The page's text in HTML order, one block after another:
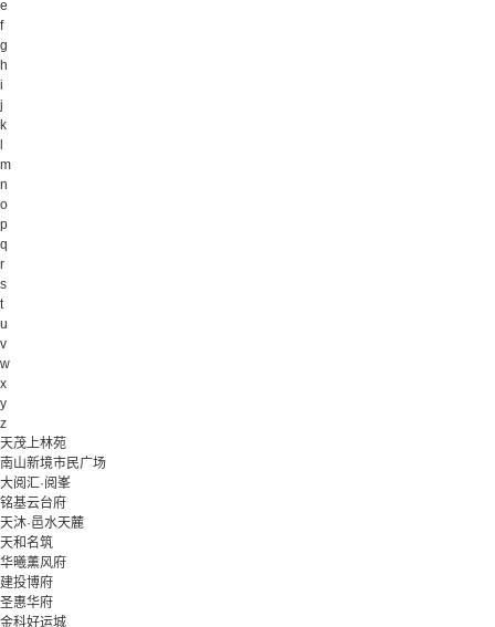
e
f
g
h
i
j
k
m
n
o
p
q
r
s
t
u
v
w
x
y
z
天茂上林苑
南山新境市民广场
大阅汇·阅峯
铭基云台府
天沐·邑水天麓
天和名筑
华曦薰风府
建投博府
圣惠华府
金科好运城